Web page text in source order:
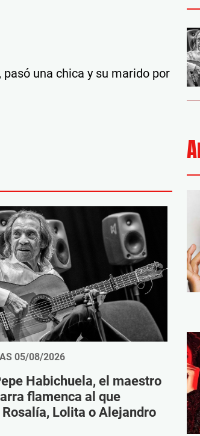
una chica y su marido por
05/08/2026
Habichuela, el maestro
flamenca al que
Lolita o Alejandro